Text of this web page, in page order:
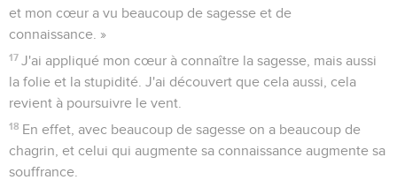
et mon cœur a vu beaucoup de sagesse et de
connaissance. »
17 J'ai appliqué mon cœur à connaître la sagesse, mais aussi
la folie et la stupidité. J'ai découvert que cela aussi, cela
revient à poursuivre le vent.
18 En effet, avec beaucoup de sagesse on a beaucoup de
chagrin, et celui qui augmente sa connaissance augmente sa
souffrance.